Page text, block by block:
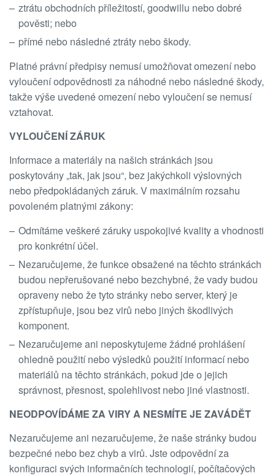
ztrátu obchodních příležitostí, goodwillu nebo dobré
pověsti; nebo
přímé nebo následné ztráty nebo škody.
Platné právní předpisy nemusí umožňovat omezení nebo
vyloučení odpovědnosti za náhodné nebo následné škody,
takže výše uvedené omezení nebo vyloučení se nemusí
vztahovat.
VYLOUČENÍ ZÁRUK
Informace a materiály na našich stránkách jsou
poskytovány „tak, jak jsou“, bez jakýchkoli výslovných
nebo předpokládaných záruk. V maximálním rozsahu
povoleném platnými zákony:
Odmítáme veškeré záruky uspokojivé kvality a vhodnosti
pro konkrétní účel.
Nezaručujeme, že funkce obsažené na těchto stránkách
budou nepřerušované nebo bezchybné, že vady budou
opraveny nebo že tyto stránky nebo server, který je
zpřístupňuje, jsou bez virů nebo jiných škodlivých
komponent.
Nezaručujeme ani neposkytujeme žádné prohlášení
ohledně použití nebo výsledků použití informací nebo
materiálů na těchto stránkách, pokud jde o jejich
správnost, přesnost, spolehlivost nebo jiné vlastnosti.
NEODPOVÍDÁME ZA VIRY A NESMÍTE JE ZAVÁDĚT
Nezaručujeme ani nezaručujeme, že naše stránky budou
bezpečné nebo bez chyb a virů. Jste odpovědní za
konfiguraci svých informačních technologií, počítačových